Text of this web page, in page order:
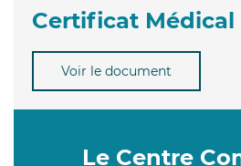
Certificat Médical
Voir le document
Le Centre